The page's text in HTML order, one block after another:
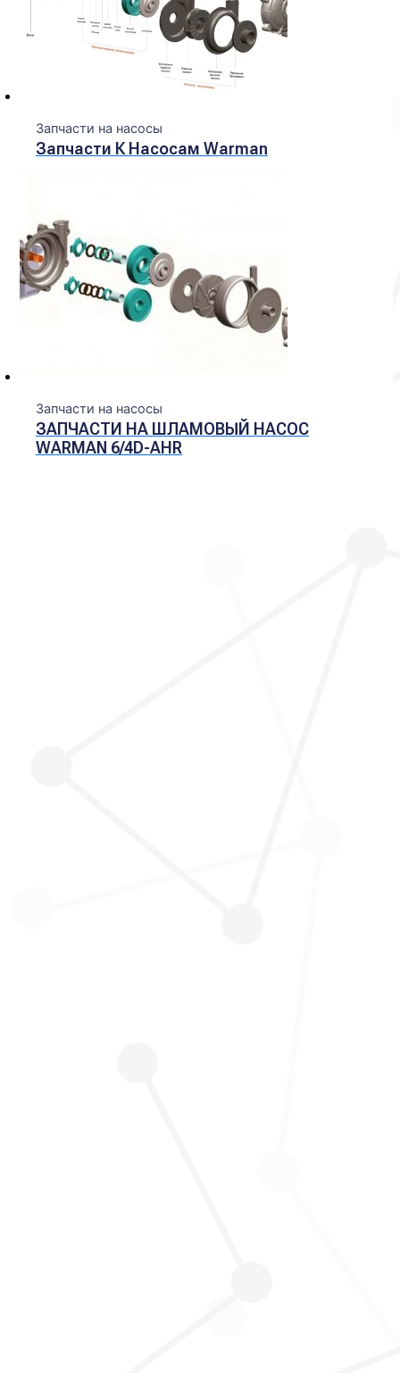
Запчасти на насосы
Запчасти К Насосам Warman
Запчасти на насосы
ЗАПЧАСТИ НА ШЛАМОВЫЙ НАСОС
WARMAN 6/4D-AHR